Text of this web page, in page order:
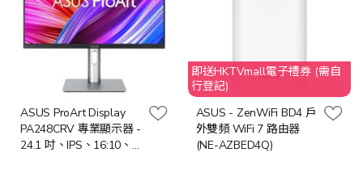
ASUS ProArt Display
PA248CRV 專業顯示器 -
24.1 吋、IPS、16:10、
即送HKTVmall電子禮券 (需自
行登記)
ASUS - ZenWiFi BD4 戶
外雙頻 WiFi 7 路由器
(NE-AZBED4Q)